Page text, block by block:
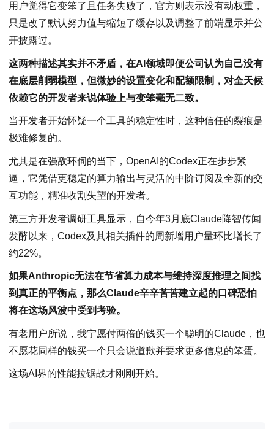
用户觉得它变笨了且任务失败了，官方则表示没有动权重，
只是改了默认努力值与缩短了缓存以及调整了前端显示并公
开披露过。
这两种描述其实并不矛盾，在AI领域即便公司认为自己没有
在底层削弱模型，但微妙的设置变化和配额限制，对全天候
依赖它的开发者来说体验上与变笨毫无二致。
当开发者开始怀疑一个工具的稳定性时，这种信任的裂痕是
极难修复的。
尤其是在强敌环伺的当下，OpenAI的Codex正在步步紧
逼，它凭借更稳定的算力输出与灵活的中阶订阅及全新的交
互功能，精准收割失望的开发者。
第三方开发者调研工具显示，自今年3月底Claude降智传闻
发酵以来，Codex及其相关插件的周新增用户量环比增长了
约22%。
如果Anthropic无法在节省算力成本与维持深度推理之间找
到真正的平衡点，那么Claude辛辛苦苦建立起的口碑恐怕
将在这场风波中受到考验。
有老用户所说，我宁愿付两倍的钱买一个聪明的Claude，也
不愿花同样的钱买一个只会说道歉并要求更多信息的笨蛋。
这场AI界的性能拉锯战才刚刚开始。